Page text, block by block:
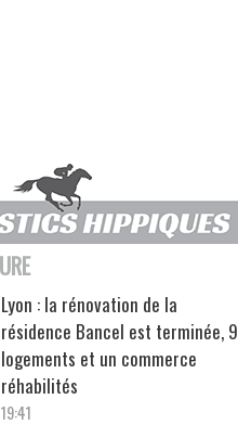
Lyon : la rénovation de la
résidence Bancel est terminée, 9
logements et un commerce
réhabilités
19:41